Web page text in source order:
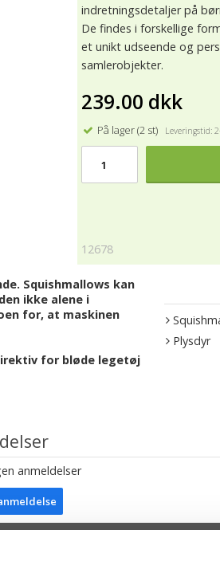
indretningsdetaljer på
De findes i forskellige
et unikt udseende og
samlerobjekter.
239.00 dkk
På lager (2 st) Leveringstid:
12678
Squishmallows kan
ikke alene i
for, at maskinen
for bløde legetøj
Plysdyr
anmeldelser